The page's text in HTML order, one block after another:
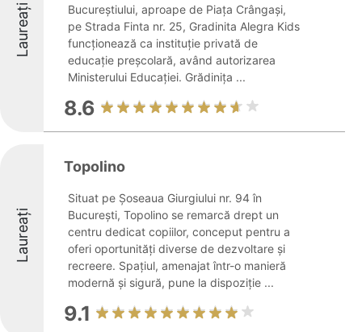
Laureați
Bucureștiului, aproape de Piața Crângași,
pe Strada Finta nr. 25, Gradinita Alegra Kids
funcționează ca instituție privată de
educație preșcolară, având autorizarea
Ministerului Educației. Grădinița ...
8.6
Laureați
Topolino
Situat pe Șoseaua Giurgiului nr. 94 în
București, Topolino se remarcă drept un
centru dedicat copiilor, conceput pentru a
oferi oportunități diverse de dezvoltare și
recreere. Spațiul, amenajat într-o manieră
modernă și sigură, pune la dispoziție ...
9.1